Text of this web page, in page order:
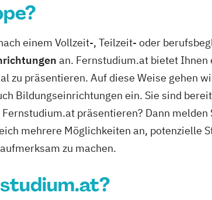
einem Vollzeit-, Teilzeit- oder
an. Fernstudium.at bietet
zu präsentieren. Auf diese Weise gehen
Bildungseinrichtungen ein. Sie sind
präsentieren? Dann melden
mehrere Möglichkeiten an, potenzielle
zu machen.